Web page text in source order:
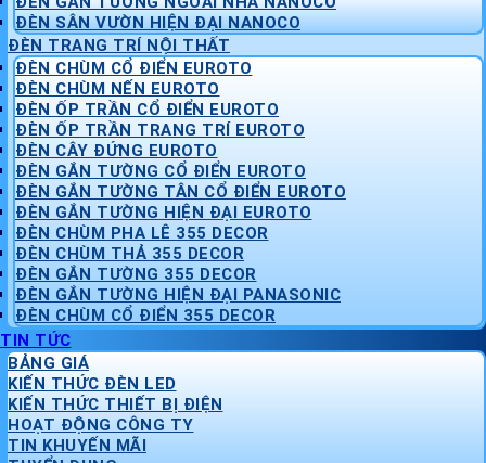
ĐÈN SÂN VƯỜN HIỆN ĐẠI NANOCO
ĐÈN TRANG TRÍ NỘI THẤT
ĐÈN CHÙM CỔ ĐIỂN EUROTO
ĐÈN CHÙM NẾN EUROTO
ĐÈN ỐP TRẦN CỔ ĐIỂN EUROTO
ĐÈN ỐP TRẦN TRANG TRÍ EUROTO
ĐÈN CÂY ĐỨNG EUROTO
ĐÈN GẮN TƯỜNG CỔ ĐIỂN EUROTO
ĐÈN GẮN TƯỜNG TÂN CỔ ĐIỂN EUROTO
ĐÈN GẮN TƯỜNG HIỆN ĐẠI EUROTO
ĐÈN CHÙM PHA LÊ 355 DECOR
ĐÈN CHÙM THẢ 355 DECOR
ĐÈN GẮN TƯỜNG 355 DECOR
ĐÈN GẮN TƯỜNG HIỆN ĐẠI PANASONIC
ĐÈN CHÙM CỔ ĐIỂN 355 DECOR
TIN TỨC
BẢNG GIÁ
KIẾN THỨC ĐÈN LED
KIẾN THỨC THIẾT BỊ ĐIỆN
HOẠT ĐỘNG CÔNG TY
TIN KHUYẾN MÃI